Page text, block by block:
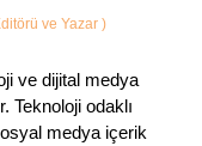
ve Yazar )
ve dijital medya
Teknoloji odaklı
medya içerik